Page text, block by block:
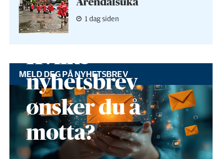
Arendalsuka
1 dag siden
MELD DEG PÅ NYHETSBREV
Hvilke
nyhetsbrev
ønsker du å
motta?